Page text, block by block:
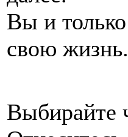
Вы и
свою жизнь.
Выбирайте